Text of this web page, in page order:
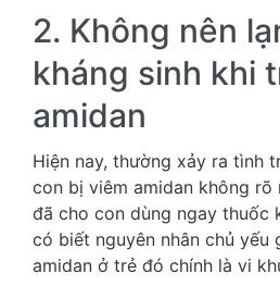
2. Không nên
kháng sinh khi
amidan
Hiện nay, thường xảy ra tình
con bị viêm amidan không rõ
đã cho con dùng ngay thuốc
có biết nguyên nhân chủ yếu
amidan ở trẻ đó chính là vi